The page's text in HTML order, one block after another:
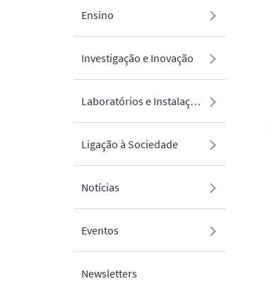
Ensino
Investigação e Inovação
Laboratórios e Instalações
Ligação à Sociedade
Notícias
Eventos
Newsletters